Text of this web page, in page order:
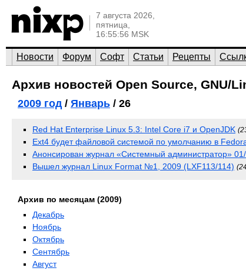
7 августа 2026,
пятница,
16:55:56 MSK
Новости Форум Софт Статьи Рецепты
Архив новостей Open Source, GNU/
2009 год/ Январь / 26
Red Hat Enterprise Linux 5.3: Intel Core i7 и OpenJDK
Ext4 будет файловой системой по умолчанию в
Анонсирован журнал «Системный администратор»
Вышел журнал Linux Format №1, 2009 (LXF113/114)
Архив по месяцам (2009)
Декабрь
Ноябрь
Октябрь
Сентябрь
Август